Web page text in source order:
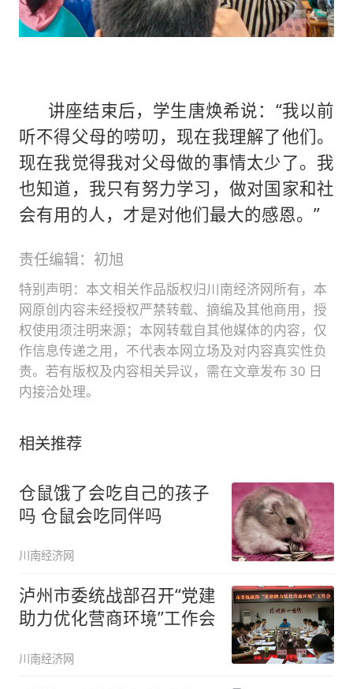
讲座结束后，学生唐焕希说：“我以前
听不得父母的唠叨，现在我理解了他们。
现在我觉得我对父母做的事情太少了。我
也知道，我只有努力学习，做对国家和社
会有用的人，才是对他们最大的感恩。”
责任编辑：初旭
特别声明：本文相关作品版权归川南经济网所有，本
网原创内容未经授权严禁转载、摘编及其他商用，授
权使用须注明来源；本网转载自其他媒体的内容，仅
作信息传递之用，不代表本网立场及对内容真实性负
责。若有版权及内容相关异议，需在文章发布 30 日
内接洽处理。
相关推荐
仓鼠饿了会吃自己的孩子
吗 仓鼠会吃同伴吗
川南经济网
泸州市委统战部召开“党建
助力优化营商环境”工作会
川南经济网